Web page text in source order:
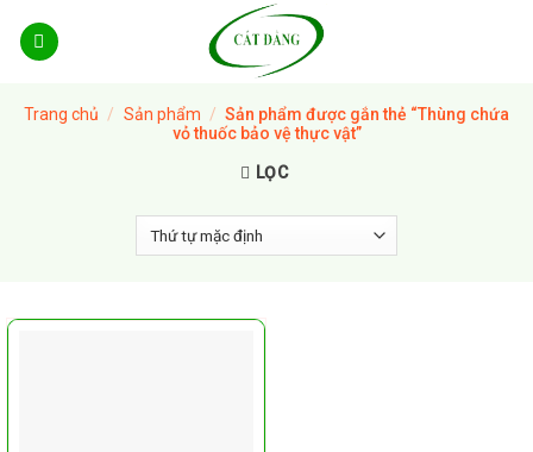
Trang chủ / Sản phẩm / Sản phẩm được gắn thẻ “Thùng chứa
vỏ thuốc bảo vệ thực vật”
LỌC